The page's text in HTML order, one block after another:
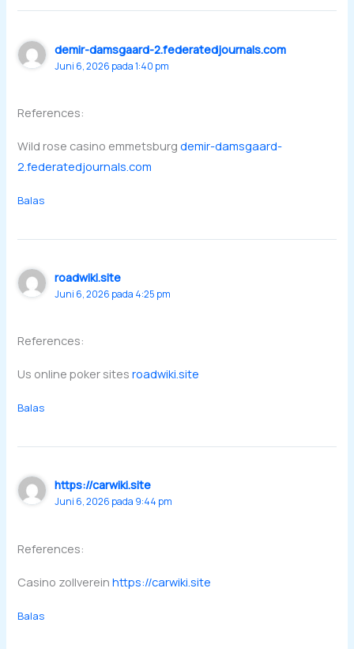
demir-damsgaard-2.federatedjournals.com
Juni 6, 2026 pada 1:40 pm
References:
Wild rose casino emmetsburgdemir-damsgaard-
2.federatedjournals.com
Balas
roadwiki.site
Juni 6, 2026 pada 4:25 pm
References:
Us online poker sitesroadwiki.site
Balas
https://carwiki.site
Juni 6, 2026 pada 9:44 pm
References:
Casino zollvereinhttps://carwiki.site
Balas